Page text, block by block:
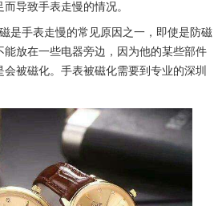
导致手表走慢的情况。
手表走慢的常见原因之一，即使是防磁
放在一些电器旁边，因为他的某些部件
被磁化。手表被磁化需要到专业的深圳